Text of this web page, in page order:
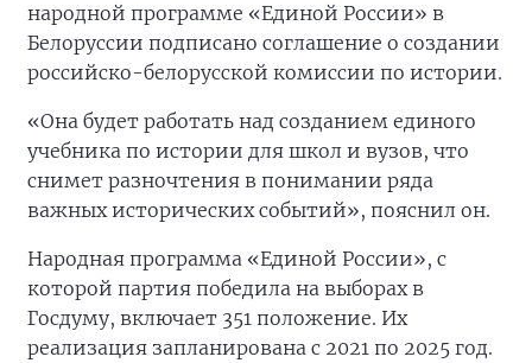
народной программе «Единой России» в
Белоруссии подписано соглашение о создании
российско-белорусской комиссии по истории.
«Она будет работать над созданием единого
учебника по истории для школ и вузов, что
снимет разночтения в понимании ряда
важных исторических событий», пояснил он.
Народная программа «Единой России», с
которой партия победила на выборах в
Госдуму, включает 351 положение. Их
реализация запланирована с 2021 по 2025 год.